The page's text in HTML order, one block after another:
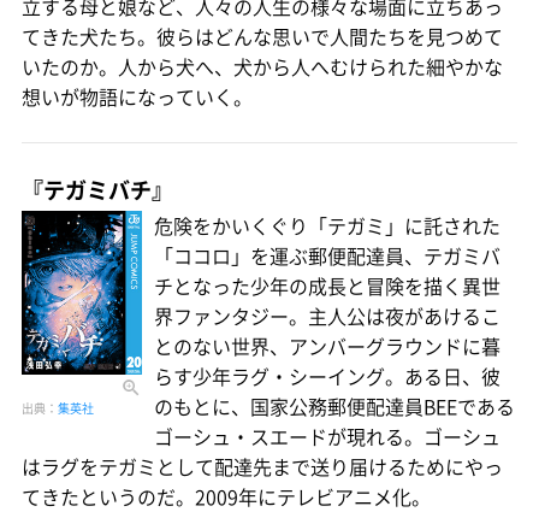
立する母と娘など、人々の人生の様々な場面に立ちあっ
てきた犬たち。彼らはどんな思いで人間たちを見つめて
いたのか。人から犬へ、犬から人へむけられた細やかな
想いが物語になっていく。
『テガミバチ』
出典： 集英社
危険をかいくぐり「テガミ」に託された
「ココロ」を運ぶ郵便配達員、テガミバ
チとなった少年の成長と冒険を描く異世
界ファンタジー。主人公は夜があけるこ
とのない世界、アンバーグラウンドに暮
らす少年ラグ・シーイング。ある日、彼
のもとに、国家公務郵便配達員BEEである
ゴーシュ・スエードが現れる。ゴーシュ
はラグをテガミとして配達先まで送り届けるためにやっ
てきたというのだ。2009年にテレビアニメ化。